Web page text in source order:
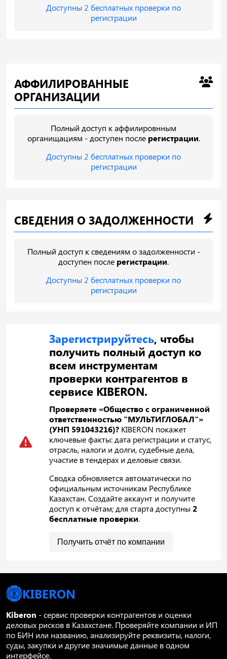
Доступны 2 бесплатных проверки по
регистрации
АФФИЛИРОВАННЫЕ
ОРГАНИЗАЦИИ
Полный доступ к аффилировнным
органищациям - доступен после регистрации.
Доступны 2 бесплатных проверки по
регистрации
СВЕДЕНИЯ О ЗАДОЛЖЕННОСТИ
Полный доступ к сведениям о задолженности -
доступен после регистрации.
Доступны 2 бесплатных проверки по
регистрации
Зарегистрируйтесь, чтобы
получить полный доступ ко
всем инструментам
проверки контрагентов в
сервисе KIBERON.
Проверяете «Общество с ограниченной
ответственностью "МУЛЬТИГЛОБАЛ"»
(УНП 591043216)? KIBERON покажет
ключевые факты: дата регистрации и статус,
отрасль, налоги и долги, судебные дела,
участие в тендерах и деловые связи.
Сводка обновляется автоматически по
официальным источникам Республике
Казахстан. Создайте аккаунт и получите
доступ к отчётам; для старта доступны2
бесплатные проверки.
Получить отчёт по компании
KIBERON
Kiberon - сервис проверки контрагентов и оценки
деловых рисков в Казахстане. Проверяйте компании и ИП
по БИН или названию, анализируйте реквизиты, налоги,
суды, закупки и другие значимые данные в одном
интерфейсе.